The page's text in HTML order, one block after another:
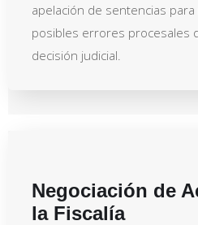
apelación de sentencias
posibles errores procesales
decisión judicial.
Negociación de
la Fiscalía